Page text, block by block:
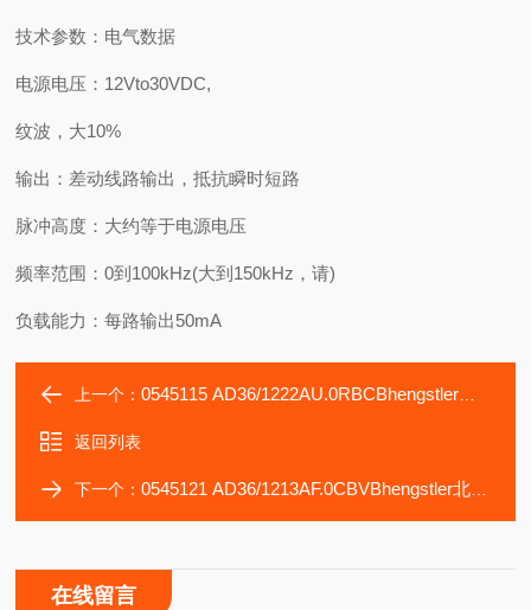
技术参数：电气数据
电源电压：12Vto30VDC,
纹波，大10%
输出：差动线路输出，抵抗瞬时短路
脉冲高度：大约等于电源电压
频率范围：0到100kHz(大到150kHz，请)
负载能力：每路输出50mA
上一个：0545115 AD36/1222AU.0RBCBhengstler北极星编码器H420120
返回列表
下一个：0545121 AD36/1213AF.0CBVBhengstler北极星编码器H420600
在线留言